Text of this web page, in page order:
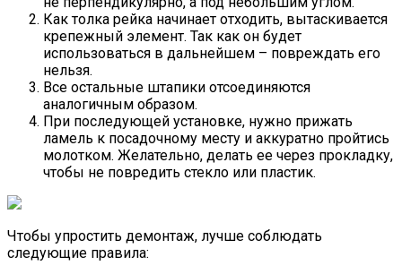
Как толка рейка начинает отходить, вытаскивается
крепежный элемент. Так как он будет
использоваться в дальнейшем – повреждать его
нельзя.
Все остальные штапики отсоединяются
аналогичным образом.
При последующей установке, нужно прижать
ламель к посадочному месту и аккуратно пройтись
молотком. Желательно, делать ее через прокладку,
чтобы не повредить стекло или пластик.
Чтобы упростить демонтаж, лучше соблюдать
следующие правила: